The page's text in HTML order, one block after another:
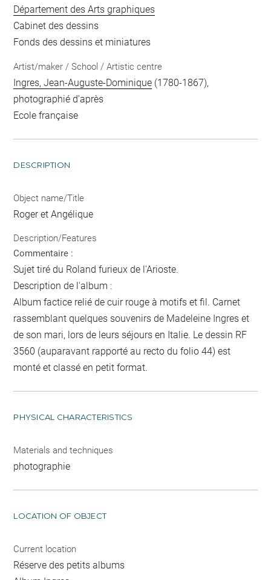
Département des Arts graphiques
Cabinet des dessins
Fonds des dessins et miniatures
Artist/maker / School / Artistic centre
Ingres, Jean-Auguste-Dominique (1780-1867),
photographié d'après
Ecole française
DESCRIPTION
Object name/Title
Roger et Angélique
Description/Features
Commentaire :
Sujet tiré du Roland furieux de l'Arioste.
Description de l'album :
Album factice relié de cuir rouge à motifs et fil. Carnet
rassemblant quelques souvenirs de Madeleine Ingres et
de son mari, lors de leurs séjours en Italie. Le dessin RF
3560 (auparavant rapporté au recto du folio 44) est
monté et classé en petit format.
PHYSICAL CHARACTERISTICS
Materials and techniques
photographie
LOCATION OF OBJECT
Current location
Réserve des petits albums